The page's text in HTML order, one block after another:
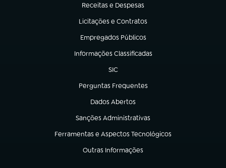
Receitas e Despesas
(abre em nova aba)
Licitações e Contratos
(abre em nova aba)
Empregados Públicos
(abre em nova aba)
Informações Classificadas
(abre em nova aba)
SIC
(abre em nova aba)
Perguntas Frequentes
(abre em nova aba)
Dados Abertos
(abre em nova aba)
Sanções Administrativas
(abre em nova aba)
Ferramentas e Aspectos Tecnológicos
(abre em nova aba)
Outras Informações
(abre em nova aba)